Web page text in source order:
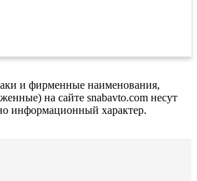
и фирменные наименования,
на сайте snabavto.com несут
информационный характер.